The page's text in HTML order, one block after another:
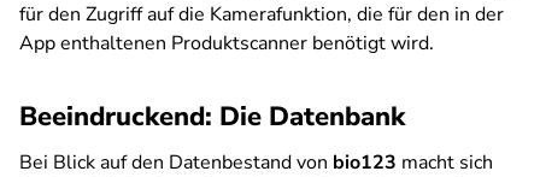
für den Zugriff auf die Kamerafunktion, die für den in der
App enthaltenen Produktscanner benötigt wird.
Beeindruckend: Die Datenbank
Bei Blick auf den Datenbestand von bio123 macht sich